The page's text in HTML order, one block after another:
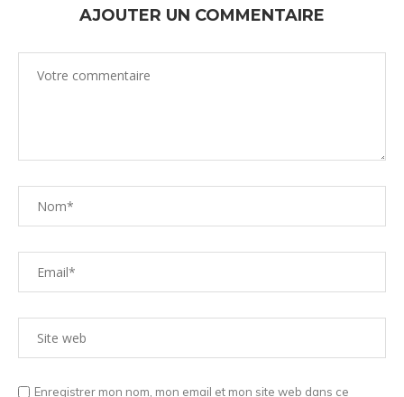
AJOUTER UN COMMENTAIRE
Enregistrer mon nom, mon email et mon site web dans ce